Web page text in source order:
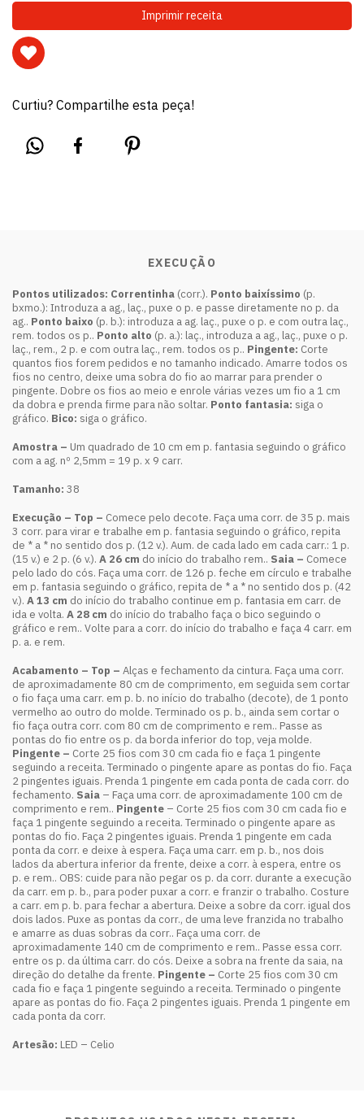
Imprimir receita
Curtiu? Compartilhe esta peça!
EXECUÇÃO
Pontos utilizados: Correntinha (corr.). Ponto baixíssimo (p.
bxmo.): Introduza a ag., laç., puxe o p. e passe diretamente no p. da
ag.. Ponto baixo (p. b.): introduza a ag. laç., puxe o p. e com outra laç.,
rem. todos os p.. Ponto alto (p. a.): laç., introduza a ag., laç., puxe o p.
laç., rem., 2 p. e com outra laç., rem. todos os p.. Pingente: Corte
quantos fios forem pedidos e no tamanho indicado. Amarre todos os
fios no centro, deixe uma sobra do fio ao marrar para prender o
pingente. Dobre os fios ao meio e enrole várias vezes um fio a 1 cm
da dobra e prenda firme para não soltar. Ponto fantasia: siga o
gráfico. Bico: siga o gráfico.
Amostra – Um quadrado de 10 cm em p. fantasia seguindo o gráfico
com a ag. nº 2,5mm = 19 p. x 9 carr.
Tamanho: 38
Execução – Top – Comece pelo decote. Faça uma corr. de 35 p. mais
3 corr. para virar e trabalhe em p. fantasia seguindo o gráfico, repita
de * a * no sentido dos p. (12 v.). Aum. de cada lado em cada carr.: 1 p.
(15 v.) e 2 p. (6 v.). A 26 cm do início do trabalho rem.. Saia – Comece
pelo lado do cós. Faça uma corr. de 126 p. feche em círculo e trabalhe
em p. fantasia seguindo o gráfico, repita de * a * no sentido dos p. (42
v.). A 13 cm do início do trabalho continue em p. fantasia em carr. de
ida e volta. A 28 cm do início do trabalho faça o bico seguindo o
gráfico e rem.. Volte para a corr. do início do trabalho e faça 4 carr. em
p. a. e rem.
Acabamento – Top – Alças e fechamento da cintura. Faça uma corr.
de aproximadamente 80 cm de comprimento, em seguida sem cortar
o fio faça uma carr. em p. b. no início do trabalho (decote), de 1 ponto
vermelho ao outro do molde. Terminado os p. b., ainda sem cortar o
fio faça outra corr. com 80 cm de comprimento e rem.. Passe as
pontas do fio entre os p. da borda inferior do top, veja molde.
Pingente – Corte 25 fios com 30 cm cada fio e faça 1 pingente
seguindo a receita. Terminado o pingente apare as pontas do fio. Faça
2 pingentes iguais. Prenda 1 pingente em cada ponta de cada corr. do
fechamento. Saia – Faça uma corr. de aproximadamente 100 cm de
comprimento e rem.. Pingente – Corte 25 fios com 30 cm cada fio e
faça 1 pingente seguindo a receita. Terminado o pingente apare as
pontas do fio. Faça 2 pingentes iguais. Prenda 1 pingente em cada
ponta da corr. e deixe à espera. Faça uma carr. em p. b., nos dois
lados da abertura inferior da frente, deixe a corr. à espera, entre os
p. e rem.. OBS: cuide para não pegar os p. da corr. durante a execução
da carr. em p. b., para poder puxar a corr. e franzir o trabalho. Costure
a carr. em p. b. para fechar a abertura. Deixe a sobre da corr. igual dos
dois lados. Puxe as pontas da corr., de uma leve franzida no trabalho
e amarre as duas sobras da corr.. Faça uma corr. de
aproximadamente 140 cm de comprimento e rem.. Passe essa corr.
entre os p. da última carr. do cós. Deixe a sobra na frente da saia, na
direção do detalhe da frente. Pingente – Corte 25 fios com 30 cm
cada fio e faça 1 pingente seguindo a receita. Terminado o pingente
apare as pontas do fio. Faça 2 pingentes iguais. Prenda 1 pingente em
cada ponta da corr.
Artesão: LED – Celio